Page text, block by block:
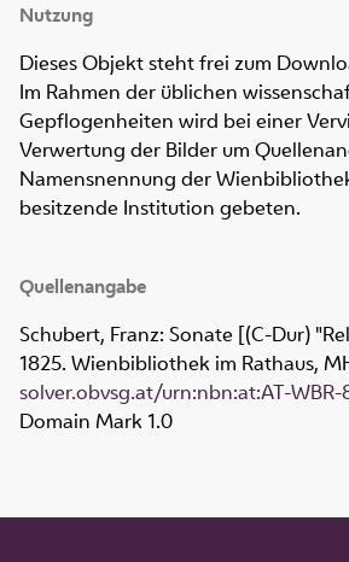
Nutzung
Dieses Objekt steht frei zum
Im Rahmen der üblichen
Gepflogenheiten wird bei einer
Verwertung der Bilder um
Namensnennung der
besitzende Institution gebeten.
Quellenangabe
Schubert, Franz: Sonate [(C-Dur)
1825. Wienbibliothek im Rathaus,
solver.obvsg.at/urn:nbn:at:AT-WBR-
Domain Mark 1.0